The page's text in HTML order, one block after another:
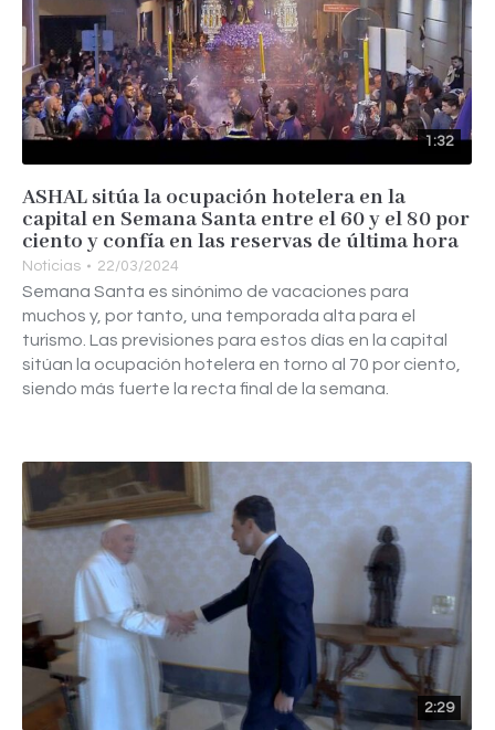
1:32
ASHAL sitúa la ocupación hotelera en la
capital en Semana Santa entre el 60 y el 80 por
ciento y confía en las reservas de última hora
Noticias 22/03/2024
Semana Santa es sinónimo de vacaciones para
muchos y, por tanto, una temporada alta para el
turismo. Las previsiones para estos días en la capital
sitúan la ocupación hotelera en torno al 70 por ciento,
siendo más fuerte la recta final de la semana.
2:29